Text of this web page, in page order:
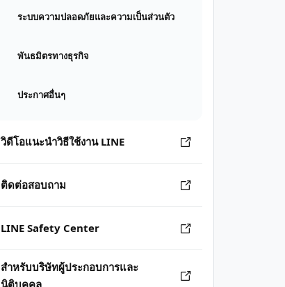
ระบบความปลอดภัยและความเป็นส่วนตัว
พันธมิตรทางธุรกิจ
ประกาศอื่นๆ
วิดีโอแนะนำวิธีใช้งาน LINE
ติดต่อสอบถาม
LINE Safety Center
สำหรับบริษัทผู้ประกอบการและ
นิติบุคคล